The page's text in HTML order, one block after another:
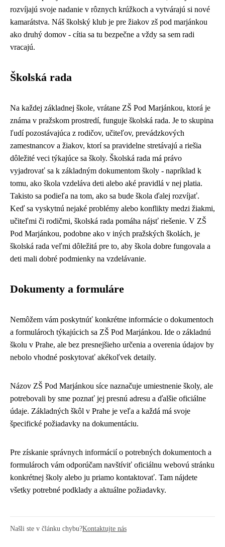
rozvíjajú svoje nadanie v rôznych krúžkoch a vytvárajú si nové
kamarátstva. Náš školský klub je pre žiakov zš pod marjánkou
ako druhý domov - cítia sa tu bezpečne a vždy sa sem radi
vracajú.
Školská rada
Na každej základnej škole, vrátane ZŠ Pod Marjánkou, ktorá je
známa v pražskom prostredí, funguje školská rada. Je to skupina
ľudí pozostávajúca z rodičov, učiteľov, prevádzkových
zamestnancov a žiakov, ktorí sa pravidelne stretávajú a riešia
dôležité veci týkajúce sa školy. Školská rada má právo
vyjadrovať sa k základným dokumentom školy - napríklad k
tomu, ako škola vzdeláva deti alebo aké pravidlá v nej platia.
Takisto sa podieľa na tom, ako sa bude škola ďalej rozvíjať.
Keď sa vyskytnú nejaké problémy alebo konflikty medzi žiakmi,
učiteľmi či rodičmi, školská rada pomáha nájsť riešenie. V ZŠ
Pod Marjánkou, podobne ako v iných pražských školách, je
školská rada veľmi dôležitá pre to, aby škola dobre fungovala a
deti mali dobré podmienky na vzdelávanie.
Dokumenty a formuláre
Nemôžem vám poskytnúť konkrétne informácie o dokumentoch
a formulároch týkajúcich sa ZŠ Pod Marjánkou. Ide o základnú
školu v Prahe, ale bez presnejšieho určenia a overenia údajov by
nebolo vhodné poskytovať akékoľvek detaily.
Názov ZŠ Pod Marjánkou síce naznačuje umiestnenie školy, ale
potrebovali by sme poznať jej presnú adresu a ďalšie oficiálne
údaje. Základných škôl v Prahe je veľa a každá má svoje
špecifické požiadavky na dokumentáciu.
Pre získanie správnych informácií o potrebných dokumentoch a
formulároch vám odporúčam navštíviť oficiálnu webovú stránku
konkrétnej školy alebo ju priamo kontaktovať. Tam nájdete
všetky potrebné podklady a aktuálne požiadavky.
Našli ste v článku chybu?Kontaktujte nás